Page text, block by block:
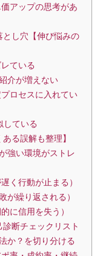
アップの思考があ
とし穴【伸び悩みの
ている
介が増えない
ロセスに入れてい
している
る誤解も整理】
強い環境がストレ
く行動が止まる）
が繰り返される）
に信用を失う）
断チェックリスト
か？を切り分ける